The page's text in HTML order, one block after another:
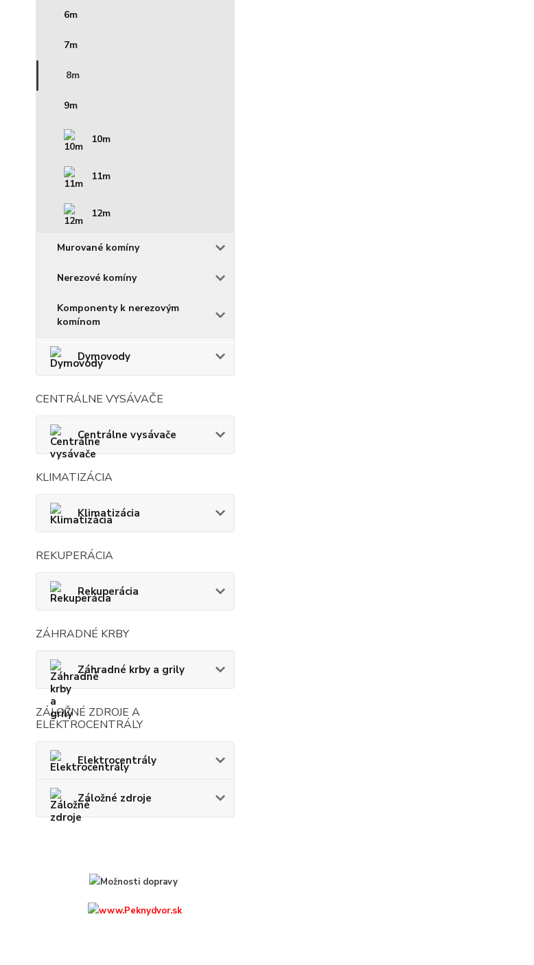
6m
7m
8m
9m
10m
11m
12m
Murované komíny
Nerezové komíny
Komponenty k nerezovým
komínom
Dymovody
CENTRÁLNE VYSÁVAČE
Centrálne vysávače
KLIMATIZÁCIA
Klimatizácia
REKUPERÁCIA
Rekuperácia
ZÁHRADNÉ KRBY
Záhradné krby a grily
ZÁLOŽNÉ ZDROJE A
ELEKTROCENTRÁLY
Elektrocentrály
Záložné zdroje